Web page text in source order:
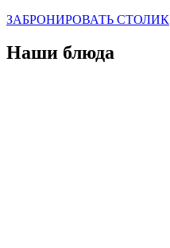
ЗАБРОНИРОВАТЬ СТОЛИК
Наши блюда